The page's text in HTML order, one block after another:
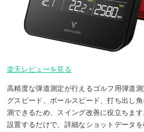
楽天レビューを見る
高精度な弾道測定が行えるゴルフ用弾道
グスピード、ボールスピード、打ち出し
測できるため、スイング改善に役立ちま
設置するだけで、詳細なショットデータ